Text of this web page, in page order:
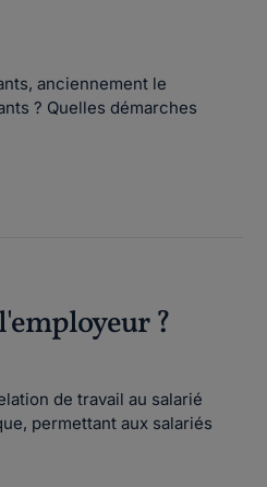
anciennement le
? Quelles démarches
?
de travail au salarié
permettant aux salariés